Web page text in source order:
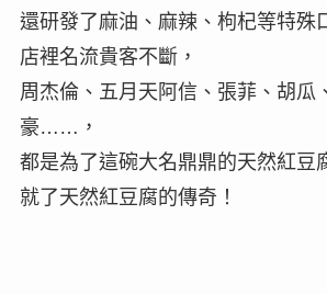
還研發了麻油、麻辣、枸杞等特殊
店裡名流貴客不斷，
周杰倫、五月天阿信、張菲、胡瓜
豪……，
都是為了這碗大名鼎鼎的天然紅豆
就了天然紅豆腐的傳奇！